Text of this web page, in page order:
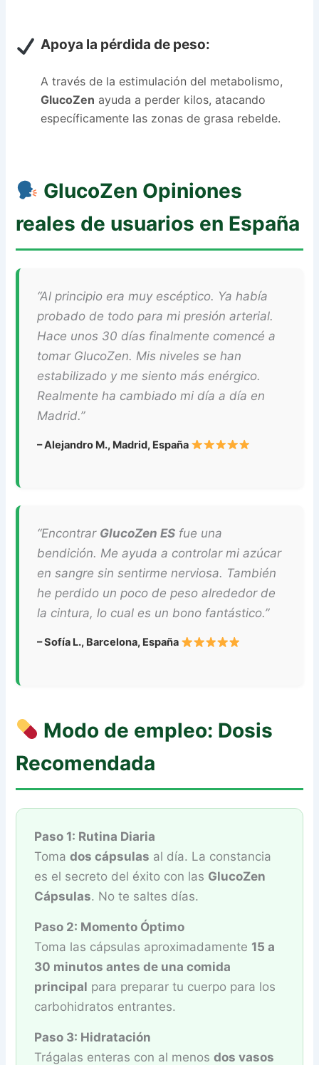
Apoya la pérdida de peso:
A través de la estimulación del metabolismo,
GlucoZen ayuda a perder kilos, atacando
específicamente las zonas de grasa rebelde.
GlucoZen Opiniones
reales de usuarios en España
“Al principio era muy escéptico. Ya había
probado de todo para mi presión arterial.
Hace unos 30 días finalmente comencé a
tomar GlucoZen. Mis niveles se han
estabilizado y me siento más enérgico.
Realmente ha cambiado mi día a día en
Madrid.”
– Alejandro M., Madrid, España
“Encontrar GlucoZen ES fue una
bendición. Me ayuda a controlar mi azúcar
en sangre sin sentirme nerviosa. También
he perdido un poco de peso alrededor de
la cintura, lo cual es un bono fantástico.”
– Sofía L., Barcelona, España
Modo de empleo: Dosis
Recomendada
Paso 1: Rutina Diaria
Tomados cápsulas al día. La constancia
es el secreto del éxito con las GlucoZen
Cápsulas. No te saltes días.
Paso 2: Momento Óptimo
Toma las cápsulas aproximadamente 15 a
30 minutos antes de una comida
principal para preparar tu cuerpo para los
carbohidratos entrantes.
Paso 3: Hidratación
Trágalas enteras con al menosdos vasos